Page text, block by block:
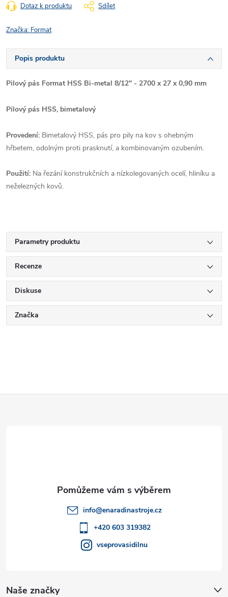
Dotaz k produktu Sdílet
Značka: Format
Popis produktu
Pilový pás Format HSS Bi-metal 8/12" - 2700 x 27 x 0,90 mm
Pilový pás HSS, bimetalový
Provedení: Bimetalový HSS, pás pro pily na kov s ohebným
hřbetem, odolným proti prasknutí, a kombinovaným ozubením.
Použití: Na řezání konstrukčních a nízkolegovaných ocelí, hliníku a
neželezných kovů.
Parametry produktu
Recenze
Diskuse
Značka
Naše značky
info@enaradinastroje.cz
+420 603 319382
vseprovasidilnu